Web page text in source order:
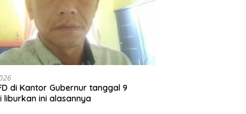
di Kantor Gubernur tanggal 9
liburkan ini alasannya